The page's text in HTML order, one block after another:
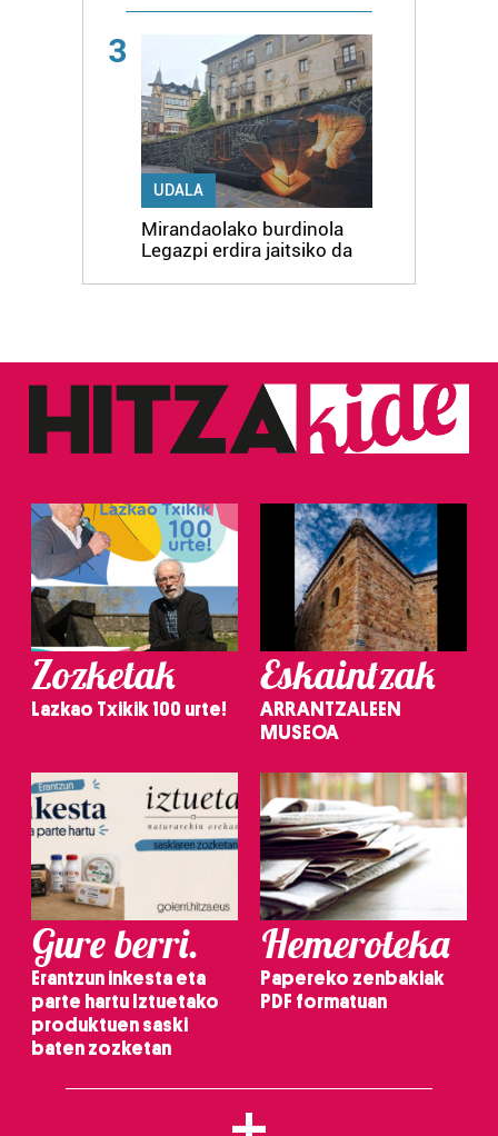
3
UDALA
Mirandaolako burdinola
Legazpi erdira jaitsiko da
Zozketak
Lazkao Txikik 100 urte!
Eskaintzak
ARRANTZALEEN
MUSEOA
Gure berri.
Erantzun inkesta eta
parte hartu Iztuetako
produktuen saski
baten zozketan
Hemeroteka
Papereko zenbakiak
PDF formatuan